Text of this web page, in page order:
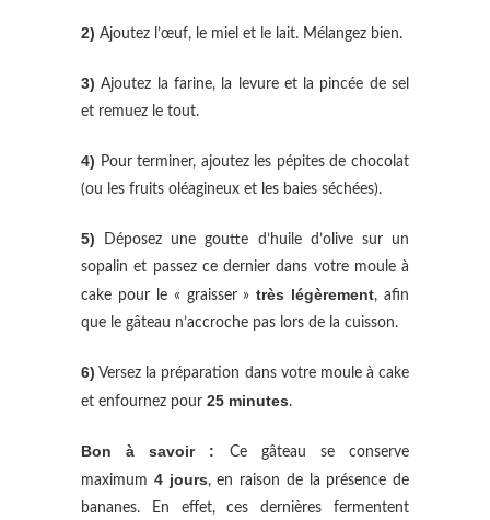
2) Ajoutez l’œuf, le miel et le lait. Mélangez bien.
3) Ajoutez la farine, la levure et la pincée de sel
et remuez le tout.
4) Pour terminer, ajoutez les pépites de chocolat
(ou les fruits oléagineux et les baies séchées).
5) Déposez une goutte d’huile d’olive sur un
sopalin et passez ce dernier dans votre moule à
cake pour le « graisser »très légèrement, afin
que le gâteau n’accroche pas lors de la cuisson.
6) Versez la préparation dans votre moule à cake
et enfournez pour 25 minutes.
Bon à savoir :
Ce gâteau se conserve
maximum 4 jours, en raison de la présence de
bananes. En effet, ces dernières fermentent